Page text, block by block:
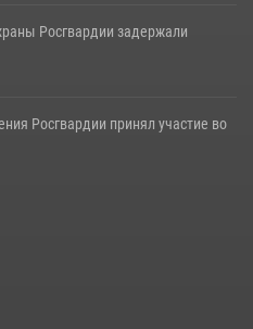
Росгвардии задержали
Росгвардии принял участие во